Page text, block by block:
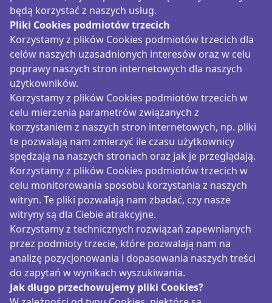
będą korzystać z naszych usług.
Pliki Cookies podmiotów trzecich
Korzystamy z plików Cookies podmiotów trzecich dla
celów naszych uzasadnionych interesów oraz w celu
poprawy naszych stron internetowych dla naszych
użytkowników.
Korzystamy z plików Cookies podmiotów trzecich w
celu mierzenia parametrów związanych z
korzystaniem z naszych stron internetowych, np. pliki
te pozwalają nam zmierzyć ile czasu użytkownicy
spędzają na naszych stronach oraz jak je przeglądają.
Korzystamy z plików Cookies podmiotów trzecich w
celu monitorowania sposobu korzystania z naszych
witryn. Te pliki pozwalają nam zbadać, czy nasze
witryny są dla Ciebie atrakcyjne.
Korzystamy z technicznych rozwiązań zapewnianych
przez podmioty trzecie, które pozwalają nam na
analizę pozycjonowania i dopasowania naszych treści
do zapytań w wynikach wyszukiwania.
Jak długo przechowujemy pliki Cookies?